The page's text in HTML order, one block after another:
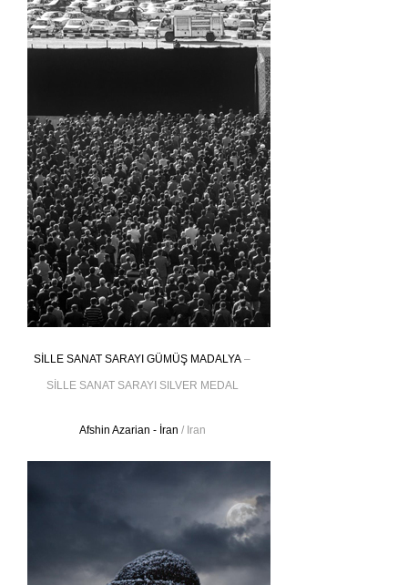
SİLLE SANAT SARAYI GÜMÜŞ MADALYA –
SİLLE SANAT SARAYI SILVER MEDAL
Afshin Azarian - İran / Iran